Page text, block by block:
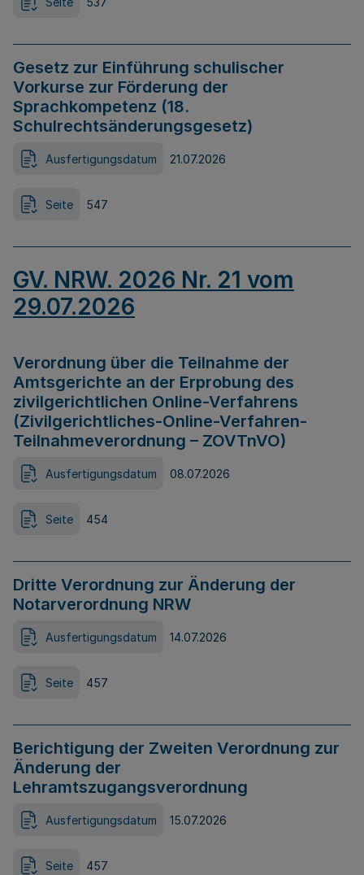
Gesetz zur Einführung schulischer
Vorkurse zur Förderung der
Sprachkompetenz (18.
Schulrechtsänderungsgesetz)
Ausfertigungsdatum 21.07.2026
Seite 547
GV. NRW. 2026 Nr. 21 vom
29.07.2026
Verordnung über die Teilnahme der
Amtsgerichte an der Erprobung des
zivilgerichtlichen Online-Verfahrens
(Zivilgerichtliches-Online-Verfahren-
Teilnahmeverordnung – ZOVTnVO)
Ausfertigungsdatum 08.07.2026
Seite 454
Dritte Verordnung zur Änderung der
Notarverordnung NRW
Ausfertigungsdatum 14.07.2026
Seite 457
Berichtigung der Zweiten Verordnung zur
Änderung der
Lehramtszugangsverordnung
Ausfertigungsdatum 15.07.2026
Seite 457